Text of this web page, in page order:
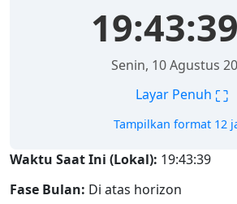
19:43:40
Senin, 10 Agustus
Layar Penuh ⛶
Tampilkan format 12
Waktu Saat Ini (Lokal): 19:43:40
Fase Bulan: Di atas horizon